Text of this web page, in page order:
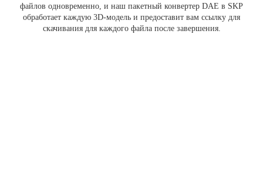
файлов одновременно, и наш пакетный конвертер DAE в SKP
обработает каждую 3D-модель и предоставит вам ссылку для
скачивания для каждого файла после завершения.